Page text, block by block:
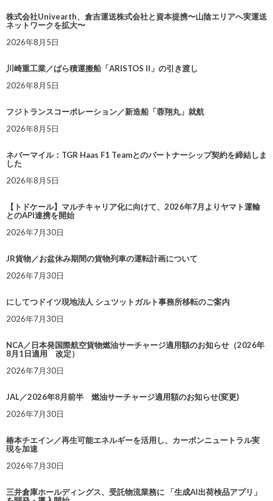
株式会社Univearth、倉吉運送株式会社と資本提携〜山陰エリアへ実運送
ネットワークを拡大〜
2026年8月5日
川崎重工業／ばら積運搬船「ARISTOS II」の引き渡し
2026年8月5日
フジトランスコーポレーション／新造船「蓉翔丸」就航
2026年8月5日
ネバーマイル：TGR Haas F1 Teamとのパートナーシップ契約を締結しま
した
2026年8月5日
【トドケール】マルチキャリア化に向けて、2026年7月よりヤマト運輸
とのAPI連携を開始
2026年7月30日
JR貨物／お盆休み期間の貨物列車の運転計画について
2026年7月30日
にしてつドイツ現地法人 シュツットガルト事務所移転のご案内
2026年7月30日
NCA／日本発国際航空貨物燃油サーチャージ適用額のお知らせ（2026年
8月1日適用 改定）
2026年7月30日
JAL／2026年8月前半 燃油サーチャージ適用額のお知らせ(変更)
2026年7月30日
椿本チエイン／再生可能エネルギーを活用し、カーボンニュートラル実
現を加速
2026年7月30日
三井倉庫ホールディングス、受託物流業務に 「生成AI出荷検品アプリ」